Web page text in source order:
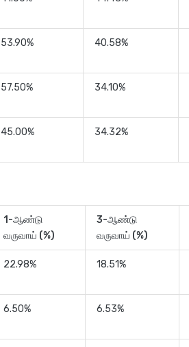
53.90% 40.58%
57.50% 34.10%
45.00% 34.32%
1-ஆண்டு
வருவாய் (%)
3-ஆண்டு
வருவாய் (%)
22.98% 18.51%
6.50% 6.53%